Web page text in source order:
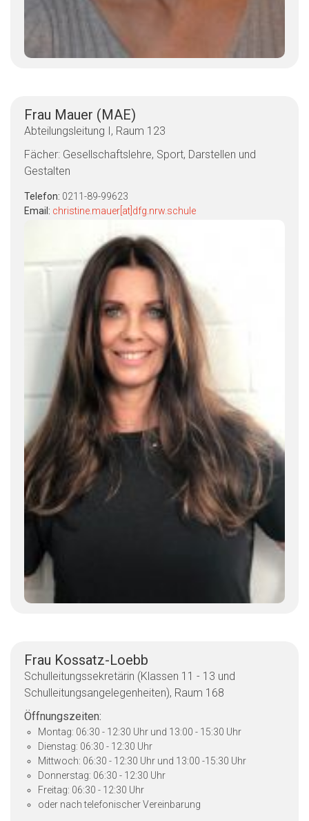
Frau Mauer (MAE)
Abteilungsleitung I, Raum 123
Fächer: Gesellschaftslehre, Sport, Darstellen und
Gestalten
Telefon: 0211-89-99623
Email: christine.mauer[at]dfg.nrw.schule
Frau Kossatz-Loebb
Schulleitungssekretärin (Klassen 11 - 13 und
Schulleitungsangelegenheiten), Raum 168
Öffnungszeiten:
Montag: 06:30 - 12:30 Uhr und 13:00 - 15:30 Uhr
Dienstag: 06:30 - 12:30 Uhr
Mittwoch: 06:30 - 12:30 Uhr und 13:00 -15:30 Uhr
Donnerstag: 06:30 - 12:30 Uhr
Freitag: 06:30 - 12:30 Uhr
oder nach telefonischer Vereinbarung